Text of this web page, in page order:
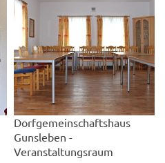
Dorfgemeinschaftshaus
Gunsleben -
Veranstaltungsraum